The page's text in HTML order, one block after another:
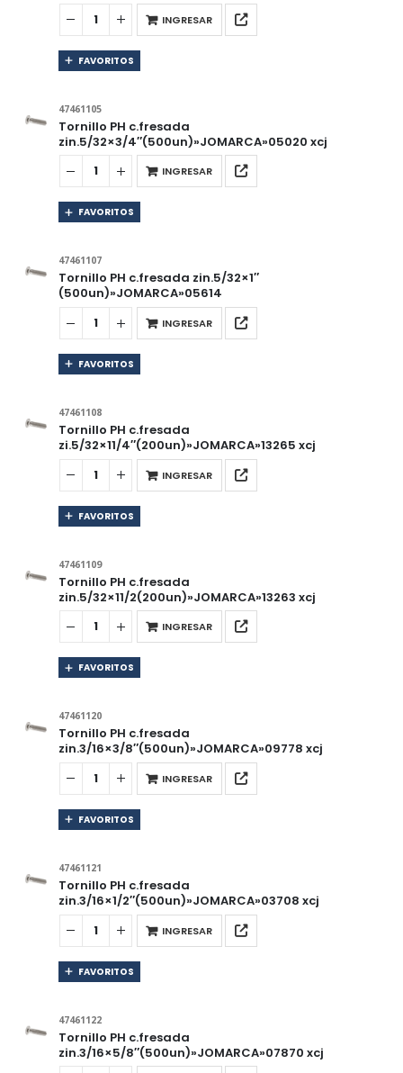
INGRESAR
FAVORITOS
47461105
Tornillo PH c.fresada
zin.5/32×3/4″(500un)»JOMARCA»05020 xcj
INGRESAR
FAVORITOS
47461107
Tornillo PH c.fresada zin.5/32×1″
(500un)»JOMARCA»05614
INGRESAR
FAVORITOS
47461108
Tornillo PH c.fresada
zi.5/32×11/4″(200un)»JOMARCA»13265 xcj
INGRESAR
FAVORITOS
47461109
Tornillo PH c.fresada
zin.5/32×11/2(200un)»JOMARCA»13263 xcj
INGRESAR
FAVORITOS
47461120
Tornillo PH c.fresada
zin.3/16×3/8″(500un)»JOMARCA»09778 xcj
INGRESAR
FAVORITOS
47461121
Tornillo PH c.fresada
zin.3/16×1/2″(500un)»JOMARCA»03708 xcj
INGRESAR
FAVORITOS
47461122
Tornillo PH c.fresada
zin.3/16×5/8″(500un)»JOMARCA»07870 xcj